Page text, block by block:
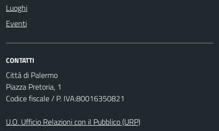
Luoghi
Eventi
CONTATTI
Città di Palermo
Piazza Pretoria, 1
Codice fiscale / P. IVA:80016350821
U.O. Ufficio Relazioni con il Pubblico (URP)